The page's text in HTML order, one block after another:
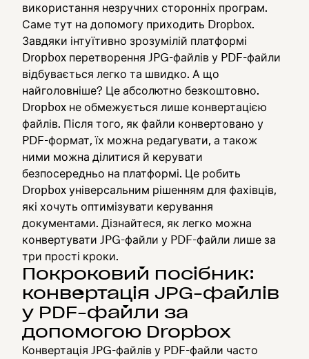
використання незручних сторонніх програм.
Саме тут на допомогу приходить Dropbox.
Завдяки інтуїтивно зрозумілій платформі
Dropbox перетворення JPG-файлів у PDF-файли
відбувається легко та швидко. А що
найголовніше? Це абсолютно безкоштовно.
Dropbox не обмежується лише конвертацією
файлів. Після того, як файли конвертовано у
PDF-формат, їх можна редагувати, а також
ними можна ділитися й керувати
безпосередньо на платформі. Це робить
Dropbox універсальним рішенням для фахівців,
які хочуть оптимізувати керування
документами. Дізнайтеся, як легко можна
конвертувати JPG-файли у PDF-файли лише за
три прості кроки.
Покроковий посібник:
конвертація JPG-файлів
у PDF-файли за
допомогою Dropbox
Конвертація JPG-файлів у PDF-файли часто